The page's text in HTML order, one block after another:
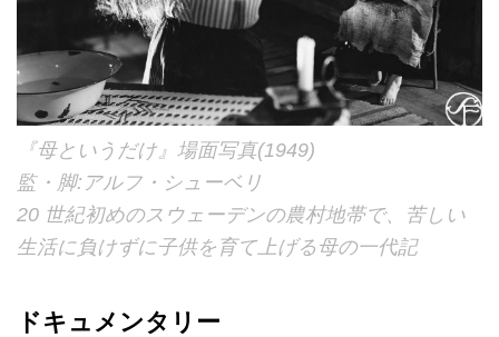
『母というだけ』場面写真(1949)
監・脚:アルフ・シューベリ
20 世紀初めのスウェーデンの農村地帯で、苦しい
生活に負けずに子供を育て上げる母の一代記
ドキュメンタリー